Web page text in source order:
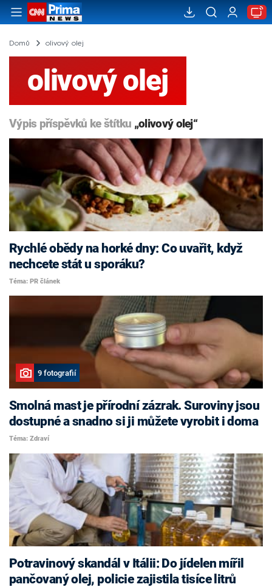
Domů olivový olej
olivový olej
Výpis příspěvků ke štítku „olivový olej“
Rychlé obědy na horké dny: Co uvařit, když
nechcete stát u sporáku?
Téma: PR článek
9 fotografií
Smolná mast je přírodní zázrak. Suroviny jsou
dostupné a snadno si ji můžete vyrobit i doma
Téma: Zdraví
Potravinový skandál v Itálii: Do jídelen mířil
pančovaný olej, policie zajistila tisíce litrů